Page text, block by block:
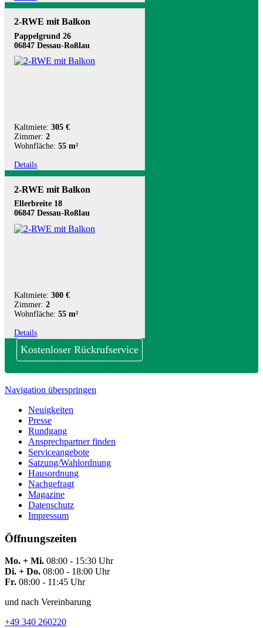
2-RWE mit Balkon
Pappelgrund 26
06847 Dessau-Roßlau
Kaltmiete: 305 €
Zimmer: 2
Wohnfläche: 55 m²
Details
2-RWE mit Balkon
Ellerbreite 18
06847 Dessau-Roßlau
Kaltmiete: 300 €
Zimmer: 2
Wohnfläche: 55 m²
Details
Kostenloser Rückrufservice
Navigation überspringen
Neuigkeiten
Presse
Rundgang
Ansprechpartner finden
Serviceangebote
Satzung/Wahlordnung
Hausordnung
Nachgefragt
Magazine
Datenschutz
Impressum
Öffnungszeiten
Mo. + Mi. 08:00 - 15:30 Uhr
Di. + Do. 08:00 - 18:00 Uhr
Fr. 08:00 - 11:45 Uhr
und nach Vereinbarung
+49 340 260220